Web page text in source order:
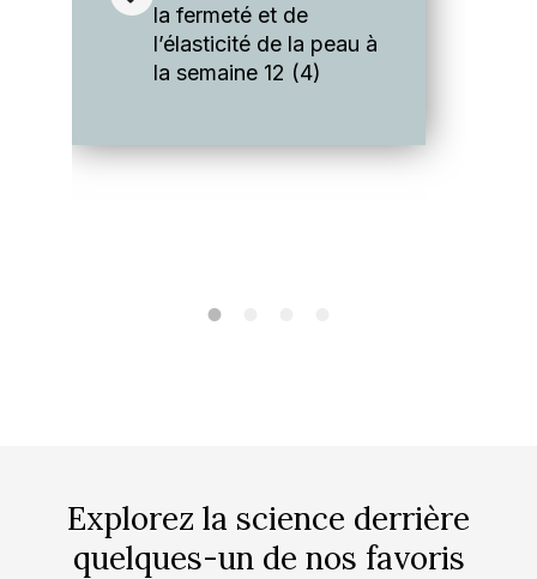
la fermeté et de
l’élasticité de la peau à
la semaine 12 (4)
Explorez la science derrière
quelques-un de nos favoris